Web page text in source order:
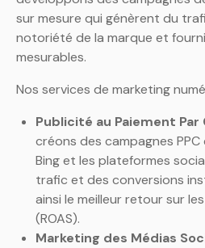
sur mesure qui génèrent du
notoriété de la marque et
mesurables.
Nos services de marketing
Publicité au Paiement Par
créons des campagnes
Bing et les plateformes
trafic et des conversions
ainsi le meilleur retour sur
(ROAS).
Marketing des Médias